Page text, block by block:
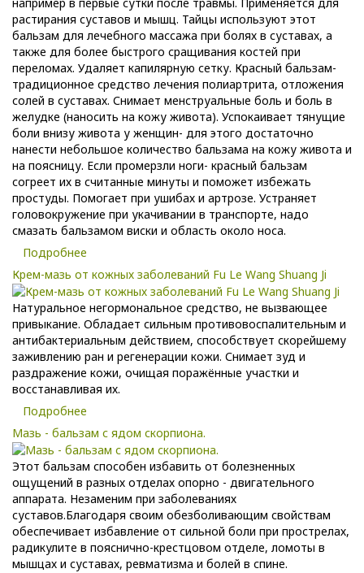
растирания суставов и мышц. Тайцы используют этот
бальзам для лечебного массажа при болях в суставах, а
также для более быстрого сращивания костей при
переломах. Удаляет капилярную сетку. Красный бальзам-
традиционное средство лечения полиартрита, отложения
солей в суставах. Снимает менструальные боль и боль в
желудке (наносить на кожу живота). Успокаивает тянущие
боли внизу живота у женщин- для этого достаточно
нанести небольшое количество бальзама на кожу живота и
на поясницу. Если промерзли ноги- красный бальзам
согреет их в считанные минуты и поможет избежать
простуды. Помогает при ушибах и артрозе. Устраняет
головокружение при укачивании в транспорте, надо
смазать бальзамом виски и область около носа.
Подробнее
Крем-мазь от кожных заболеваний Fu Le Wang Shuang Ji
Натуральное негормональное средство, не вызвающее
привыкание. Обладает сильным противовоспалительным и
антибактериальным действием, способствует скорейшему
заживлению ран и регенерации кожи. Снимает зуд и
раздражение кожи, очищая поражённые участки и
восстанавливая их.
Подробнее
Мазь - бальзам с ядом скорпиона.
Этот бальзам способен избавить от болезненных
ощущений в разных отделах опорно - двигательного
аппарата. Незаменим при заболеваниях
суставов.Благодаря своим обезболивающим свойствам
обеспечивает избавление от сильной боли при прострелах,
радикулите в пояснично-крестцовом отделе, ломоты в
мышцах и суставах, ревматизма и болей в спине.